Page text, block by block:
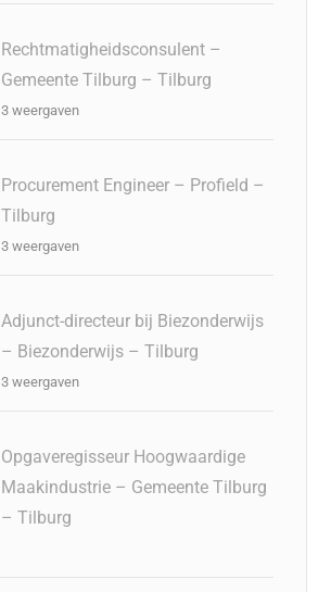
Rechtmatigheidsconsulent –
Gemeente Tilburg – Tilburg
3 weergaven
Procurement Engineer – Profield –
Tilburg
3 weergaven
Adjunct-directeur bij Biezonderwijs
– Biezonderwijs – Tilburg
3 weergaven
Opgaveregisseur Hoogwaardige
Maakindustrie – Gemeente Tilburg
– Tilburg